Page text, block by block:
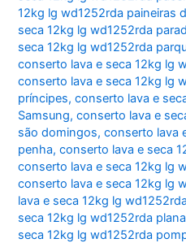
12kg lg wd1252rda paineiras
seca 12kg lg wd1252rda
seca 12kg lg wd1252rda
conserto lava e seca 12kg lg
conserto lava e seca 12kg lg
príncipes,conserto lava e
Samsung,conserto lava e
são domingos,conserto lava
penha,conserto lava e seca
conserto lava e seca 12kg lg
conserto lava e seca 12kg lg
lava e seca 12kg lg
seca 12kg lg wd1252rda
seca 12kg lg wd1252rda